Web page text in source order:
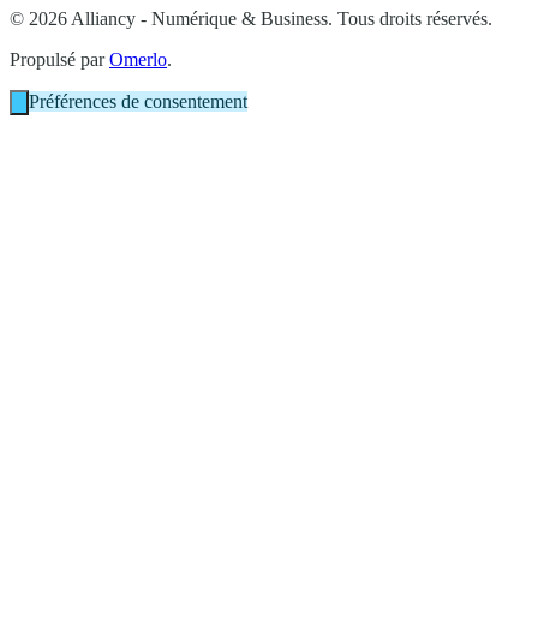
© 2026 Alliancy - Numérique & Business. Tous droits réservés.
Propulsé parOmerlo.
Préférences de consentement